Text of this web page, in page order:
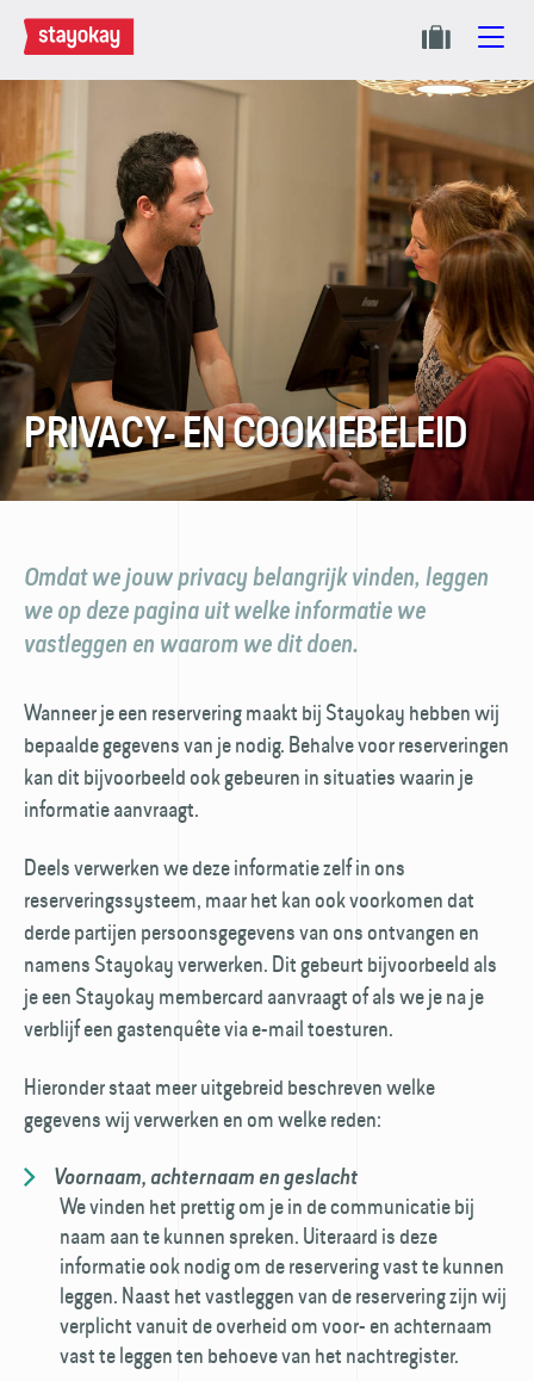
PRIVACY- EN COOKIEBELEID
Omdat we jouw privacy belangrijk vinden, leggen
we op deze pagina uit welke informatie we
vastleggen en waarom we dit doen.
Wanneer je een reservering maakt bij Stayokay hebben wij
bepaalde gegevens van je nodig. Behalve voor reserveringen
kan dit bijvoorbeeld ook gebeuren in situaties waarin je
informatie aanvraagt.
Deels verwerken we deze informatie zelf in ons
reserverings­systeem, maar het kan ook voorkomen dat
derde partijen persoons­gegevens van ons ontvangen en
namens Stayokay verwerken. Dit gebeurt bijvoorbeeld als
je een Stayokay member­card aanvraagt of als we je na je
verblijf een gastenquête via e-mail toesturen.
Hieronder staat meer uitgebreid beschreven welke
gegevens wij verwerken en om welke reden:
Voornaam, achternaam en geslacht
We vinden het prettig om je in de communicatie bij
naam aan te kunnen spreken. Uiteraard is deze
informatie ook nodig om de reservering vast te kunnen
leggen. Naast het vastleggen van de reservering zijn wij
verplicht vanuit de overheid om voor- en achternaam
vast te leggen ten behoeve van het nachtregister.